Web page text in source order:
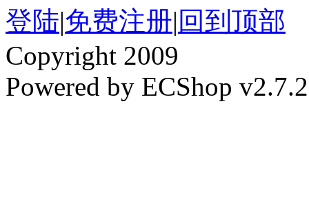
登陆|免费注册| 回到顶部
Copyright 2009
Powered by ECShop v2.7.2